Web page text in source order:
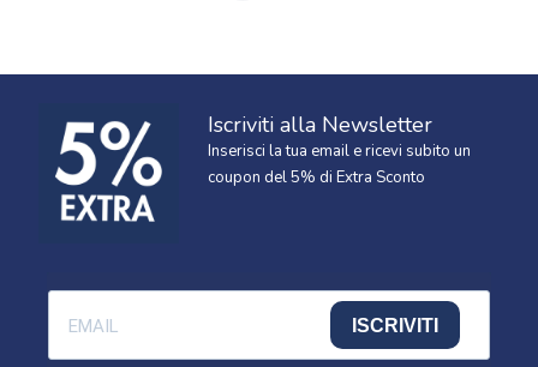
Iscriviti alla Newsletter
Inserisci la tua email e ricevi subito un
coupon del 5% di Extra Sconto
ISCRIVITI